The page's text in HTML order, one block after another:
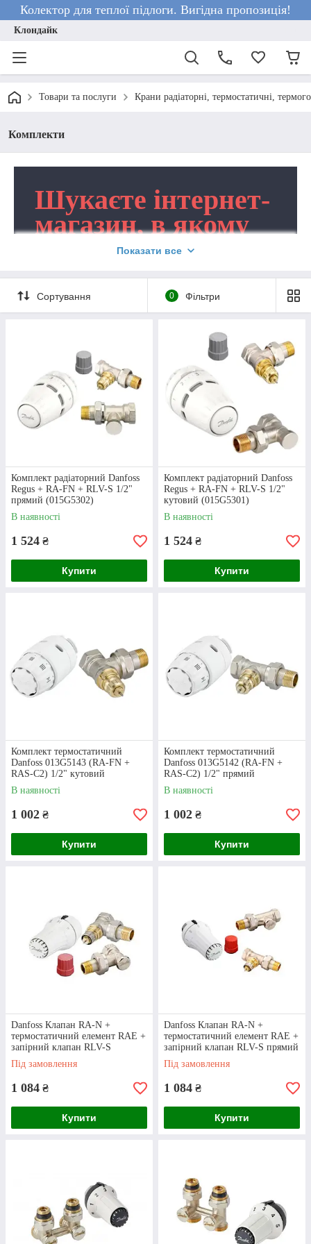
Колектор для теплої підлоги. Вигідна пропозиція!
Клондайк
Товари та послуги Крани радіаторні, термостатичні,
Комплекти
Шукаєте інтернет-
магазин, в якому
можна придбати не
окремий кран для
регулювання
опалення, а
комплект з
клапанами?
Ласкаво просимо в «Клондайк»!
різноманітних товарів для облаштування системи
водопостачання та опалення. У нашому
асортименті точно знайдеться той пристрій чи
деталь, що вам потрібні!
Приступити до вибору
обирають «Клондайк»?
“Клондайк” - це інтернет-магазин, в якому
знайдеться будь-який пристрій, що може
знадобиться в ході облаштування системи
опалення чи водопостачання. У нас можна
придбати як
крани радіаторні, так і самі
радіатори, котли, термостати та багато іншого!
Компетентність
персоналу
Кожен член нашої команди має надзвичайно
знаються на тонкощах встановлення різних
приладів!
Швидкість
відправок
однак непокоїтеся через те, що доставка
товарів займе занадто багато часу? Ми
відправляємо замовлення впродовж 24 годин з
моменту узгодження усіх деталей!
Показати все
Сортування 0 Фільтри
Комплект радіаторний Danfoss
Regus + RA-FN + RLV-S 1/2"
прямий (015G5302)
В наявності
1 524 ₴
Купити
Комплект радіаторний Danfoss
Regus + RA-FN + RLV-S 1/2"
кутовий (015G5301)
В наявності
1 524 ₴
Купити
Комплект термостатичний
Danfoss 013G5143 (RA-FN +
RAS-C2) 1/2" кутовий
В наявності
1 002 ₴
Купити
Комплект термостатичний
Danfoss 013G5142 (RA-FN +
RAS-C2) 1/2" прямий
В наявності
1 002 ₴
Купити
Danfoss Клапан RA-N +
термостатичний елемент RAE +
запірний клапан RLV-S
кутовий
Під замовлення
1 084 ₴
Купити
Danfoss Клапан RA-N +
термостатичний елемент RAE +
запірний клапан RLV-S прямий
Під замовлення
1 084 ₴
Купити